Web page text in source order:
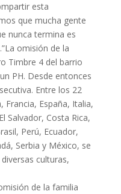
esta
que mucha gente
nunca termina es
omisión de la
Timbre 4 del barrio
PH. Desde entonces
Entre los 22
Francia, España, Italia,
Salvador, Costa Rica,
Perú, Ecuador,
Serbia y México, se
culturas,
de la familia